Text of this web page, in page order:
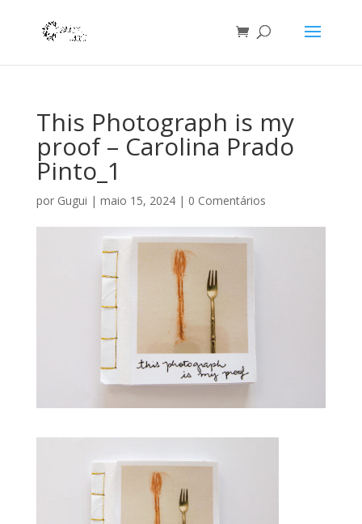
This Photograph is my
proof – Carolina Prado
Pinto_1
por Gugui | maio 15, 2024| 0 Comentários